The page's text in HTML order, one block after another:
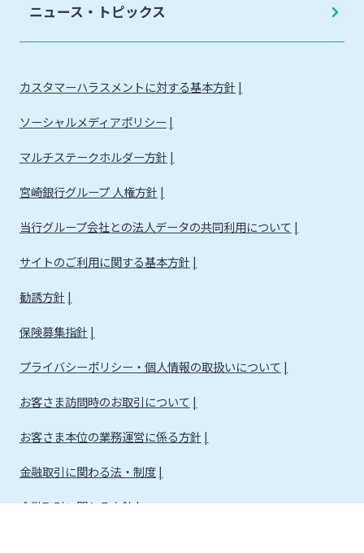
ニュース・トピックス
カスタマーハラスメントに対する基本方針
ソーシャルメディアポリシー
マルチステークホルダー方針
宮崎銀行グループ 人権方針
当行グループ会社との法人データの共同利用について
サイトのご利用に関する基本方針
勧誘方針
保険募集指針
プライバシーポリシー・個人情報の取扱いについて
お客さま訪問時のお取引について
お客さま本位の業務運営に係る方針
金融取引に関わる法・制度
金融取引に関わる方針